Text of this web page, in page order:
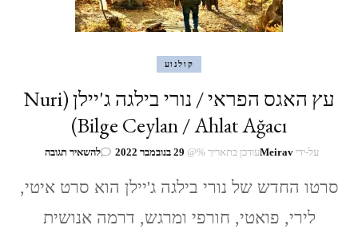
קולנוע
עץ האגס הפראי / נורי בילגה ג'יילן (Nuri
Bilge Ceylan / Ahlat Ağacı)
על-ידיMeiravעודכן בתאריך %@ 29 בנובמבר 2022 להשאיר תגובהבנושא
האגס
הפראי
/
סרטו החדש של נורי בילגה ג'יילן הוא סרט איטי,
לירי, פואטי, חורפי ומרגש, דרמה אנושית